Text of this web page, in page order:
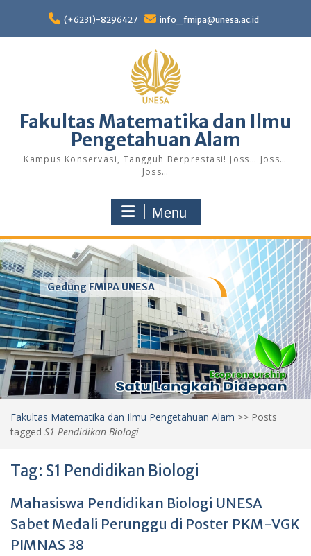
content
(+6231)-8296427 info_fmipa@unesa.ac.id
Fakultas Matematika dan Ilmu
Pengetahuan Alam
Kampus Konservasi, Tangguh Berprestasi! Joss… Joss…
Joss…
Menu
Gedung FMIPA UNESA
Fakultas Matematika dan Ilmu Pengetahuan Alam >> Posts
tagged S1 Pendidikan Biologi
Tag: S1 Pendidikan Biologi
Mahasiswa Pendidikan Biologi UNESA
Sabet Medali Perunggu di Poster PKM-VGK
PIMNAS 38